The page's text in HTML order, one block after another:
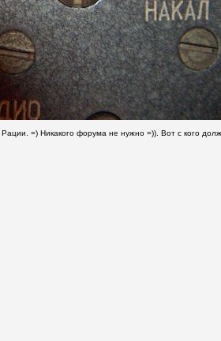
=) Никакого форума не нужно =)). Вот с кого